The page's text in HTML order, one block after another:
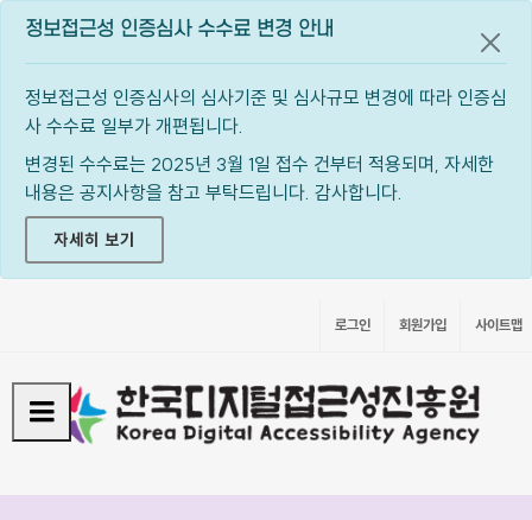
정보접근성 인증심사 수수료 변경 안내
정보접근성 인증심사의 심사기준 및 심사규모 변경에 따라 인증심
사 수수료 일부가 개편됩니다.
변경된 수수료는 2025년 3월 1일 접수 건부터 적용되며, 자세한
내용은 공지사항을 참고 부탁드립니다. 감사합니다.
자세히 보기
공지
로그인 회원가입 사이트맵